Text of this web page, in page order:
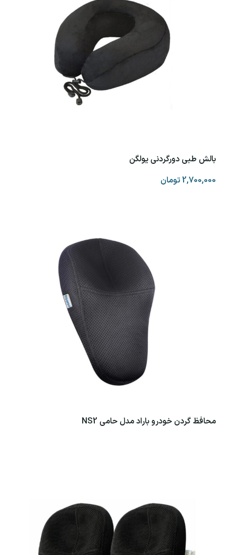
بالش طبی دورگردنی یولگن
2,700,000تومان
محافظ گردن خودرو باراد مدل حامی NS2